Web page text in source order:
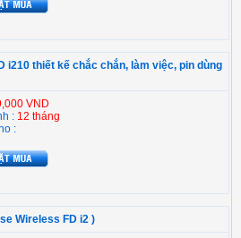
i210 thiết kế chắc chắn, làm việc, pin dùng
VND
: 12 tháng
:
Wireless FD i2 )